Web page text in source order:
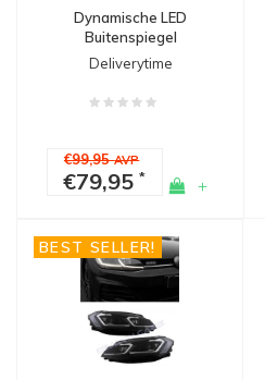
Dynamische LED
Buitenspiegel
Knipperlichten voor
Volkswagen Golf 7
Deliverytime
€99,95AVP
€79,95* +
BEST SELLER!